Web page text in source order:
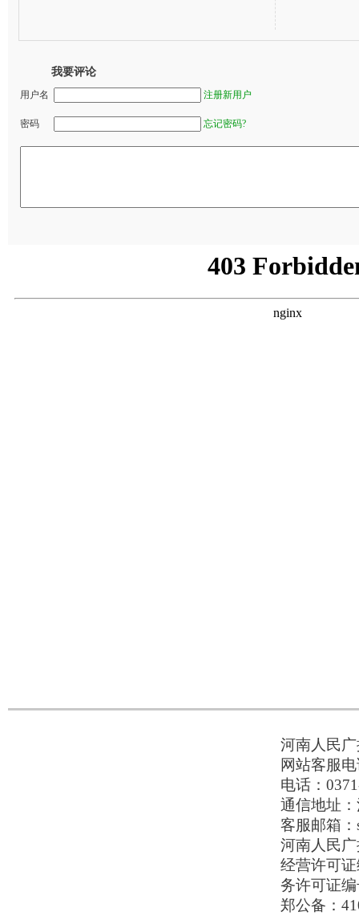
我要评论
用户名 注册新用户
密码 忘记密码?
河南人民
网站客服
电话：
通信地址：
客服邮箱：
河南人民
经营许可
务许可证
郑公备：